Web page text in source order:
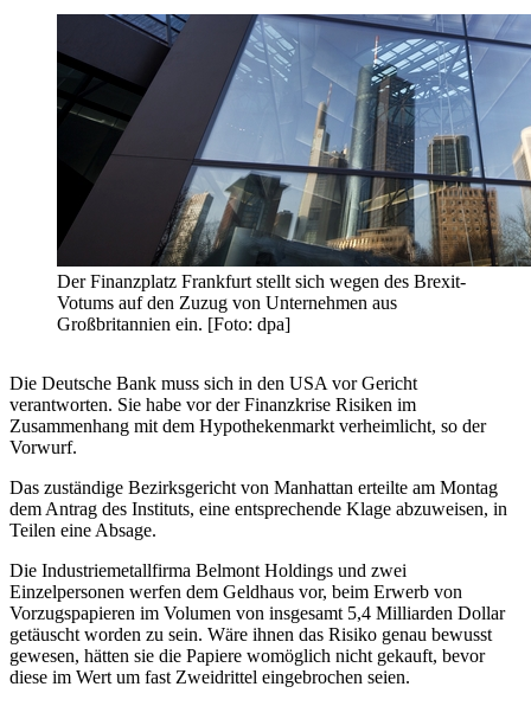
Der Finanzplatz Frankfurt stellt sich wegen des Brexit-
Votums auf den Zuzug von Unternehmen aus
Großbritannien ein. [Foto: dpa]
Die Deutsche Bank muss sich in den USA vor Gericht
verantworten. Sie habe vor der Finanzkrise Risiken im
Zusammenhang mit dem Hypothekenmarkt verheimlicht, so der
Vorwurf.
Das zuständige Bezirksgericht von Manhattan erteilte am Montag
dem Antrag des Instituts, eine entsprechende Klage abzuweisen, in
Teilen eine Absage.
Die Industriemetallfirma Belmont Holdings und zwei
Einzelpersonen werfen dem Geldhaus vor, beim Erwerb von
Vorzugspapieren im Volumen von insgesamt 5,4 Milliarden Dollar
getäuscht worden zu sein. Wäre ihnen das Risiko genau bewusst
gewesen, hätten sie die Papiere womöglich nicht gekauft, bevor
diese im Wert um fast Zweidrittel eingebrochen seien.